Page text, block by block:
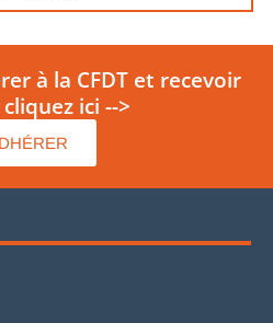
à la CFDT et recevoir
ici -->